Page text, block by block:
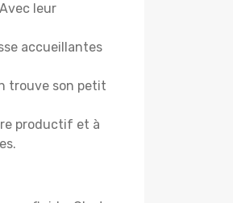
leur
accueillantes
trouve son petit
productif et à